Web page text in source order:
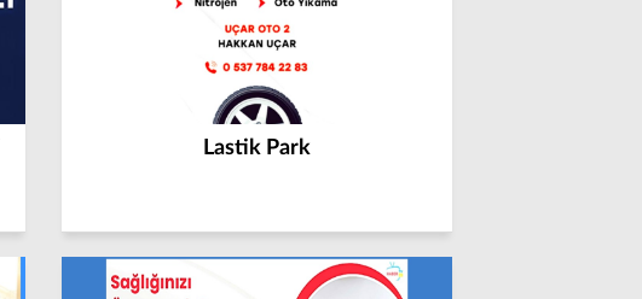
Lastik Park